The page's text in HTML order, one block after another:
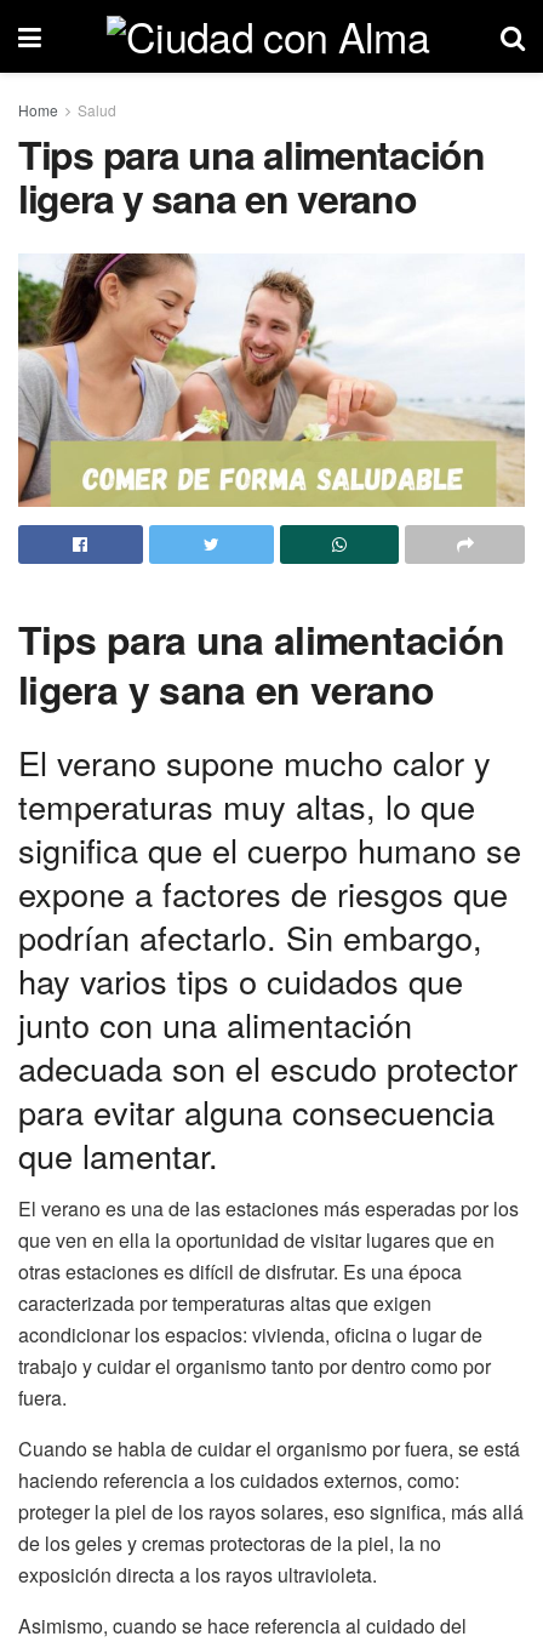
Home Salud
Tips para una alimentación
ligera y sana en verano
Tips para una alimentación
ligera y sana en verano
El verano supone mucho calor y
temperaturas muy altas, lo que
significa que el cuerpo humano se
expone a factores de riesgos que
podrían afectarlo. Sin embargo,
hay varios tips o cuidados que
junto con una alimentación
adecuada son el escudo protector
para evitar alguna consecuencia
que lamentar.
El verano es una de las estaciones más esperadas por los
que ven en ella la oportunidad de visitar lugares que en
otras estaciones es difícil de disfrutar. Es una época
caracterizada por temperaturas altas que exigen
acondicionar los espacios: vivienda, oficina o lugar de
trabajo y cuidar el organismo tanto por dentro como por
fuera.
Cuando se habla de cuidar el organismo por fuera, se está
haciendo referencia a los cuidados externos, como:
proteger la piel de los rayos solares, eso significa, más allá
de los geles y cremas protectoras de la piel, la no
exposición directa a los rayos ultravioleta.
Asimismo, cuando se hace referencia al cuidado del